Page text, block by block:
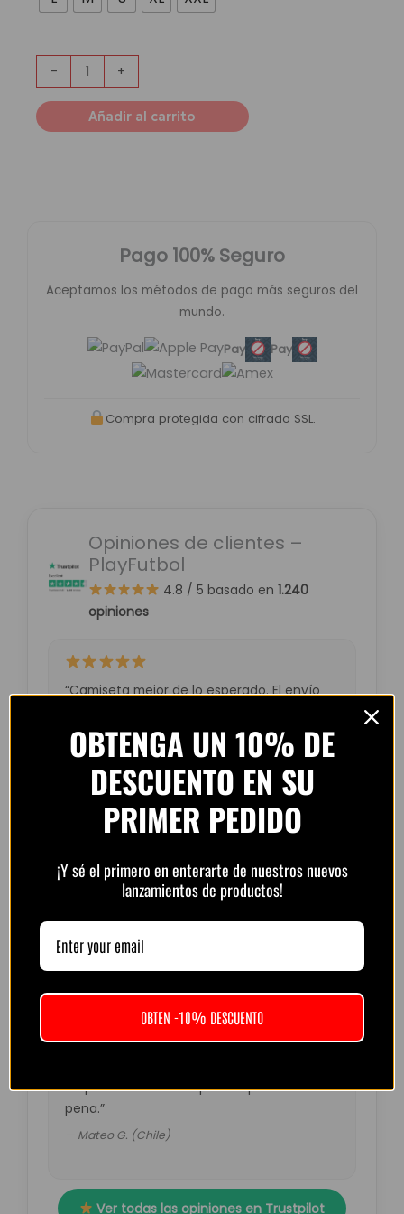
-
Football
Club
|
Blanco
Marino
+
Añadir al carrito
Pago 100% Seguro
Aceptamos los métodos de pago más seguros del
mundo.
Pay Pay
Compra protegida con cifrado SSL.
Opiniones de clientes –
PlayFutbol
4.8 / 5 basado en 1.240
opiniones
“Camiseta mejor de lo esperado. El envío
Volveré a comprar seguro.”
— Laura M. (España)
“Muy buena calidad por el precio. Atención
por WhatsApp rápida y amable.
— Diego R. (Argentina)
“Pedí la del Barça retro. Muy top, colores
un poco más de lo esperado pero valió la
pena.”
— Mateo G. (Chile)
Ver todas las opiniones en Trustpilot
OBTENGA UN 10% DE
DESCUENTO EN SU
PRIMER PEDIDO
¡Y sé el primero en enterarte de nuestros nuevos
lanzamientos de productos!
OBTEN -10% DESCUENTO